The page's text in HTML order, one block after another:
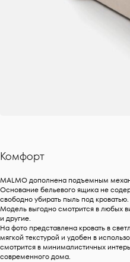
Комфорт
MALMO дополнена подъемным
Основание бельевого ящика не
свободно убирать пыль под кроватью.
Модель выгодно смотрится в любых
и другие.
На фото представлена кровать в
мягкой текстурой и удобен в
смотрится в минималистичных
современного дома.